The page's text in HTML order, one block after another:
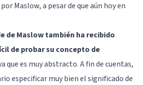
Maslow, a pesar de que aún hoy en
de Maslow también ha recibido
de probar su concepto de
que es muy abstracto. A fin de cuentas,
especificar muy bien el significado de